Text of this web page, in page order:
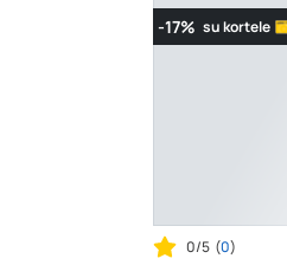
-17% su kortele
0/5 (0)